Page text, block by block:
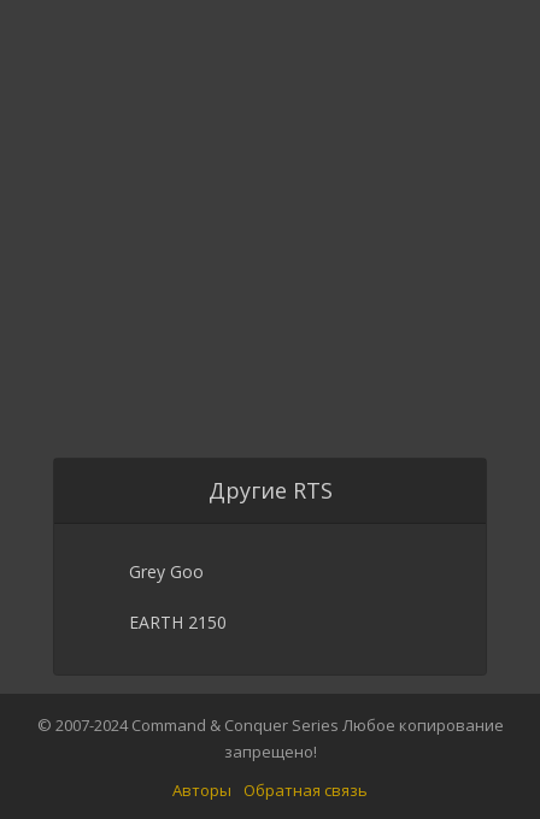
Другие RTS
Grey Goo
EARTH 2150
© 2007-2024 Command & Conquer Series Любое копирование
запрещено!
Авторы
Обратная связь